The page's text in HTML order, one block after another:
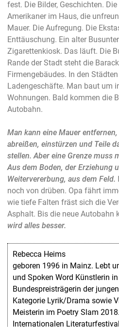
fest. Die Bilder, Geschichten.
Amerikaner im Haus, die
Mauer. Die Aufregung. Die
Enttäuschung. Ein alter
Zigarettenkiosk. Das läuft. Die
Rande der Stadt steht die
Firmengebäudes. In den
Ladengeschäfte. Man baut um
Wohnungen. Bald kommen die
Autobahn.
Man kann eine Mauer
abreißen, einstürzen und Teile
stellen. Aber eine Grenze muss
Aus dem Boden, der Erziehung
Weitervererbung, aus dem Feld.
noch von drüben. Opa fährt
wie tiefe Falten fräst sich die
Asphalt. Bis die neue Autobahn
wird alles besser.
Rebecca Heims
geboren 1996 in Mainz. Lebt
und Spoken Word Künstlerin
Bundespreisträgerin der
Kategorie Lyrik/Drama sowie
Meisterin im Poetry Slam
Internationalen